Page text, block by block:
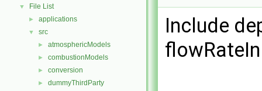
▼ File List
► applications
▼ src
► atmosphericModels
► combustionModels
► conversion
► dummyThirdParty
Include